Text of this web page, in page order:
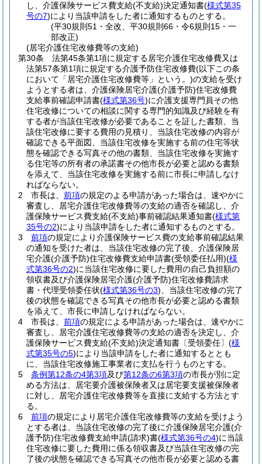
し、介護保険サービス費支給(不支給)決定通知書(様式第35
号の7)により当該申請をした者に通知するものとする。
(平30規則51・全改、平30規則66・令6規則15・一
部改正)
(居宅介護住宅改修費等の支給)
第30条
法第45条第1項に規定する居宅介護住宅改修費又は
法第57条第1項に規定する介護予防住宅改修費(以下この条
において「居宅介護住宅改修費等」という。)の支給を受け
ようとする者は、介護保険居宅介護(介護予防)住宅改修費
支給事前確認申請書(様式第36号)に介護支援専門員その他
住宅改修についての相談に関する専門的知識及び経験を有
する者が当該住宅改修が必要であることを証した書類、当
該住宅改修に要する費用の見積り、当該住宅改修の内容が
確認できる平面図、当該住宅改修を実施する前の住宅等状
態を確認できる写真その他の書類、当該住宅改修を実施す
る住宅等の所有者の承諾書その他市長が必要と認める書類
を添えて、当該住宅改修を実施する前に市長に申請しなけ
ればならない。
2
市長は、 前項の規定のよる申請があった場合は、速やかに
審査し、居宅介護住宅改修費等の支給の適否を確認し、介
護保険サービス費支給(不支給)事前確認結果通知書(様式第
35号の2)により当該申請をした者に通知するものとする。
3
前項の規定により介護保険サービス費の支給事前確認結果
の通知を受けた者は、当該住宅改修の完了後、介護保険居
宅介護(介護予防)住宅改修費支給申請書(受領委任払用)(様
式第36号の2)に当該住宅改修に要した費用の自己負担額の
領収書及び介護保険居宅介護(介護予防)住宅改修費請求
書・代理受領委任状(様式第36号の3) 、当該住宅改修の完了
後の状態を確認できる写真その他市長が必要と認める書類
を添えて、市長に申請しなければならない。
4
市長は、 前項の規定による申請があった場合は、速やかに
審査し、居宅介護住宅改修費等の支給の適否を決定し、介
護保険サービス費支給(不支給)決定通知書〔受領委任〕 (様
式第35号の5)により当該申請をした者に通知するととも
に、当該住宅改修施工事業者に支払を行うものとする。
5
条例第12条の4第3項及び第12条の6第3項の市長が別に定
める方法は、居宅要介護被保険者又は居宅要支援被保険者
に対し、居宅介護住宅改修費等を直接に支給する方法とす
る。
6
前項の規定により居宅介護住宅改修費等の支給を受けよう
とする者は、当該住宅改修の完了後に介護保険居宅介護(介
護予防)住宅改修費支給申請(請求)書(様式第36号の4)に当該
住宅改修に要した費用に係る領収書及び当該住宅改修の完
了後の状態を確認できる写真その他市長が必要と認める書